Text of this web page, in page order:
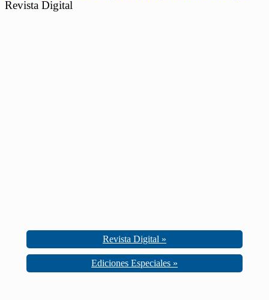
Revista Digital
Revista Digital »
Ediciones Especiales »